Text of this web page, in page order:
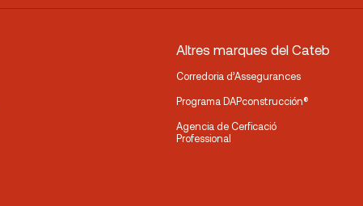
Altres marques del Cateb
Corredoria d’Assegurances
Programa DAPconstrucción®
Agencia de Cerficació
Professional